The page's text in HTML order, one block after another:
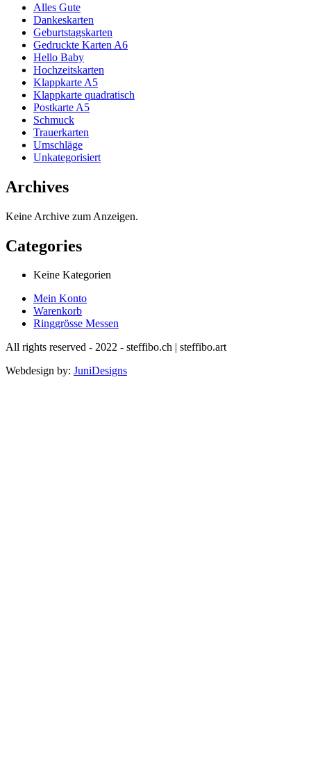
Alles Gute
Dankeskarten
Geburtstagskarten
Gedruckte Karten A6
Hello Baby
Hochzeitskarten
Klappkarte A5
Klappkarte quadratisch
Postkarte A5
Schmuck
Trauerkarten
Umschläge
Unkategorisiert
Archives
Keine Archive zum Anzeigen.
Categories
Keine Kategorien
Mein Konto
Warenkorb
Ringgrösse Messen
All rights reserved - 2022 - steffibo.ch | steffibo.art
Webdesign by: JuniDesigns